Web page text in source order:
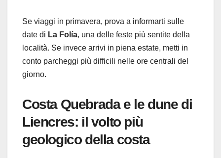
Se viaggi in primavera, prova a informarti sulle
date di La Folía, una delle feste più sentite della
località. Se invece arrivi in piena estate, metti in
conto parcheggi più difficili nelle ore centrali del
giorno.
Costa Quebrada e le dune di
Liencres: il volto più
geologico della costa